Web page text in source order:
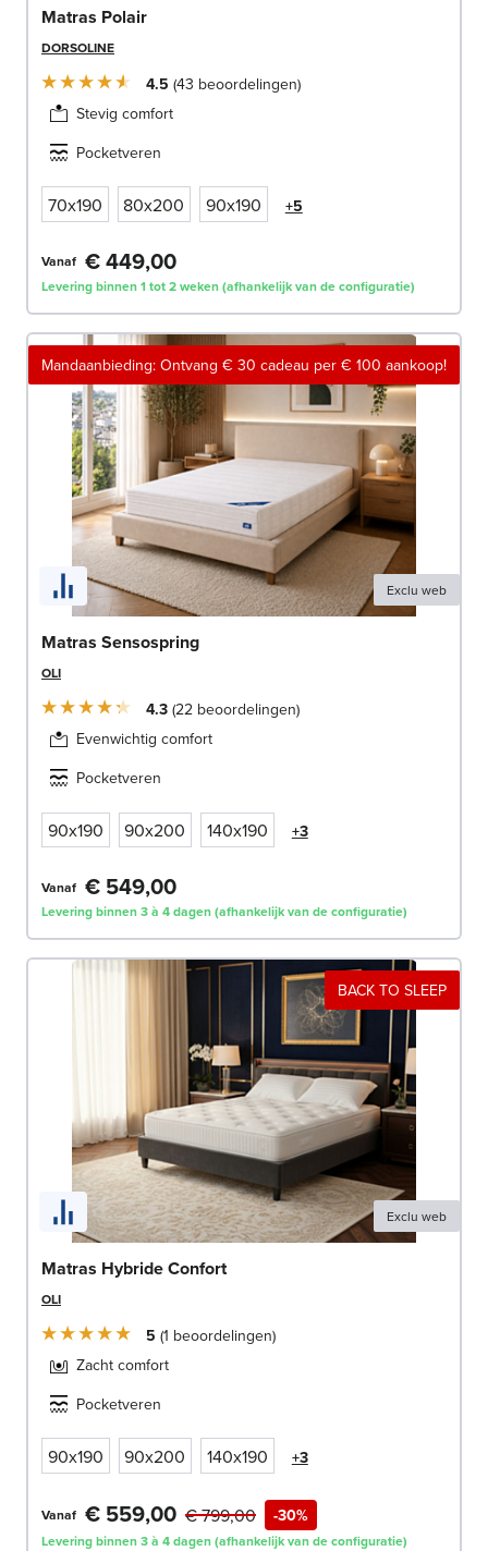
Matras Polair
DORSOLINE
4.5 43 beoordelingen
Stevig comfort
Pocketveren
70x190 80x200 90x190 +5
Vanaf € 449,00
Levering binnen 1 tot 2 weken (afhankelijk van de configuratie)
Mandaanbieding: Ontvang € 30 cadeau per € 100 aankoop!
Exclu web
Matras Sensospring
OLI
4.3 22 beoordelingen
Evenwichtig comfort
Pocketveren
90x190 90x200 140x190 +3
Vanaf € 549,00
Levering binnen 3 à 4 dagen (afhankelijk van de configuratie)
BACK TO SLEEP
Exclu web
Matras Hybride Confort
OLI
5 1 beoordelingen
Zacht comfort
Pocketveren
90x190 90x200 140x190 +3
Vanaf € 559,00 -30%
€ 799,00
Levering binnen 3 à 4 dagen (afhankelijk van de configuratie)